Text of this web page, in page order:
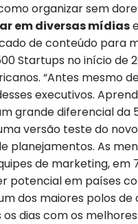
organizar sem
em diversas mídias
de conteúdo para
Startups no início de
“Antes mesmo
executivos.
grande diferencial da
versão teste do
planejamentos. As
de marketing,
potencial em países
dos maiores polos
dias com os